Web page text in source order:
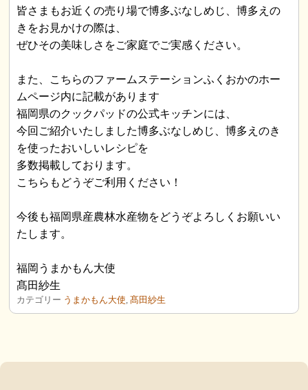
皆さまもお近くの売り場で博多ぶなしめじ、博多えの
きをお見かけの際は、
ぜひその美味しさをご家庭でご実感ください。
また、こちらのファームステーションふくおかのホー
ムページ内に記載があります
福岡県のクックパッドの公式キッチンには、
今回ご紹介いたしました博多ぶなしめじ、博多えのき
を使ったおいしいレシピを
多数掲載しております。
こちらもどうぞご利用ください！
今後も福岡県産農林水産物をどうぞよろしくお願いい
たします。
福岡うまかもん大使
髙田紗生
カテゴリー うまかもん大使 ,髙田紗生